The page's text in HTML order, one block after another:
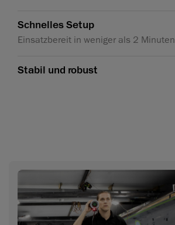
Schnelles Setup
Einsatzbereit in weniger als 2 Minuten
Stabil und robust